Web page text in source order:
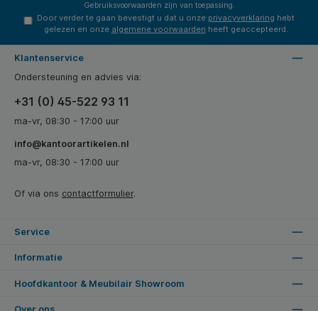
Gebruiksvoorwaarden zijn van toepassing.
Door verder te gaan bevestigt u dat u onze privacyverklaring hebt
gelezen en onze algemene voorwaarden heeft geaccepteerd.
Klantenservice
Ondersteuning en advies via:
+31 (0) 45-522 93 11
ma-vr, 08:30 - 17:00 uur
info@kantoorartikelen.nl
ma-vr, 08:30 - 17:00 uur
Of via ons contactformulier.
Service
Informatie
Hoofdkantoor & Meubilair Showroom